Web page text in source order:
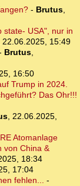
- Brutus,
state- USA", nur in
22.06.2025, 15:49
Brutus,
16:50
Trump in 2024.
Das Ohr!!!
, 22.06.2025,
Atomanlage
von China &
18:34
17:04
fehlen... -